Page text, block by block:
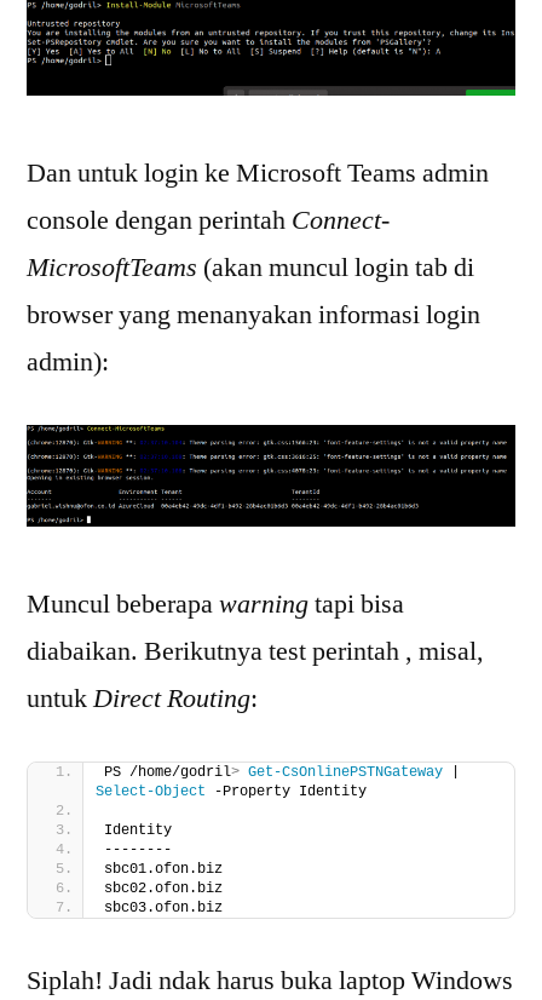
Dan untuk login ke Microsoft Teams admin
console dengan perintah Connect-
MicrosoftTeams (akan muncul login tab di
browser yang menanyakan informasi login
admin):
Muncul beberapawarningtapi bisa
diabaikan. Berikutnya test perintah , misal,
untukDirect Routing:
PS /home/godril> Get-CsOnlinePSTNGateway
Select-Object -Property Identity
Identity
--------
sbc01.ofon.biz
sbc02.ofon.biz
sbc03.ofon.biz
Siplah! Jadi ndak harus buka laptop Windows